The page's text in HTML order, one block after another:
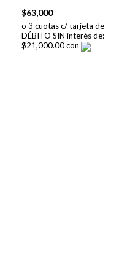
$63,000
o 3 cuotas c/ tarjeta de
DÉBITO SIN interés de:
$21,000.00 con